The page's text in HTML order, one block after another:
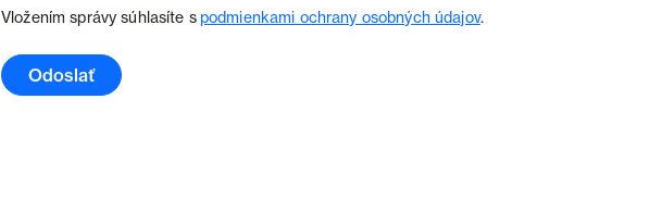
Vložením správy súhlasíte spodmienkami ochrany osobných údajov.
Odoslať